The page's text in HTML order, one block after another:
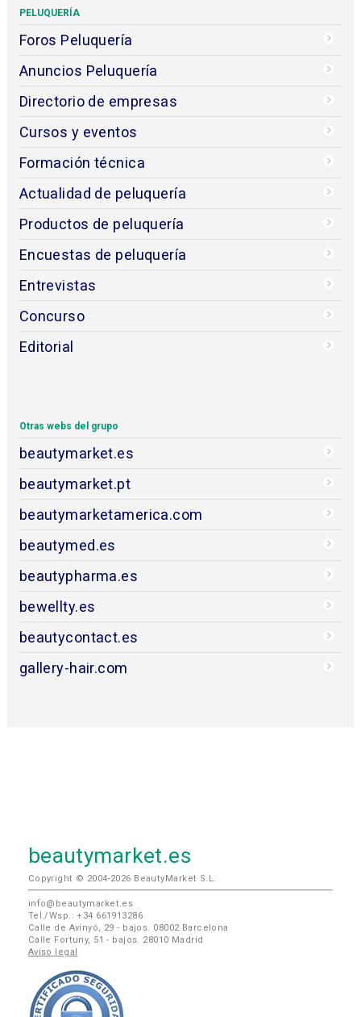
PELUQUERÍA
Foros Peluquería
Anuncios Peluquería
Directorio de empresas
Cursos y eventos
Formación técnica
Actualidad de peluquería
Productos de peluquería
Encuestas de peluquería
Entrevistas
Concurso
Editorial
Otras webs del grupo
beautymarket.es
beautymarket.pt
beautymarketamerica.com
beautymed.es
beautypharma.es
bewellty.es
beautycontact.es
gallery-hair.com
beautymarket.es
Copyright © 2004-2026 BeautyMarket S.L.
info@beautymarket.es
Tel./Wsp.: +34 661913286
Calle de Avinyó, 29 - bajos. 08002 Barcelona
Calle Fortuny, 51 - bajos. 28010 Madrid
Aviso legal